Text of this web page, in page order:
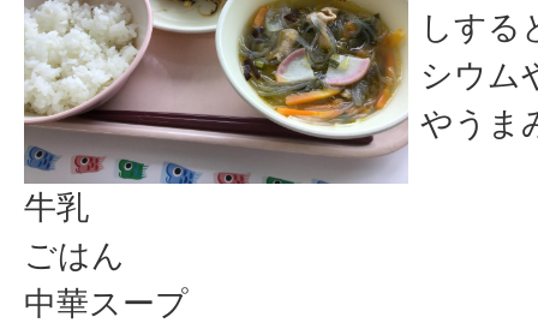
牛乳
ごはん
中華スープ
しする
シウム
やうま